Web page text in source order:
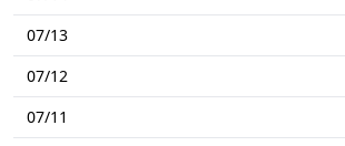
07/13
07/12
07/11